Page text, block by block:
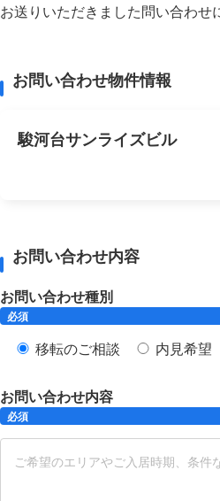
お送りいただきました問い合わ
お問い合わせ物件情報
駿河台サンライズビル
お問い合わせ内容
お問い合わせ種別
必須
移転のご相談 内見希望
お問い合わせ内容
必須